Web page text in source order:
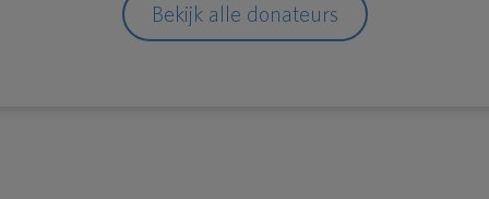
Bekijk alle donateurs